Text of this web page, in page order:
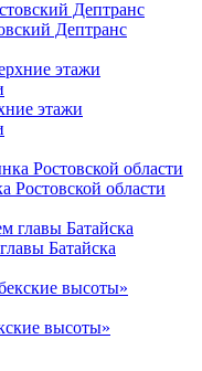
Дептранс
этажи
Ростовской области
Батайска
высоты»